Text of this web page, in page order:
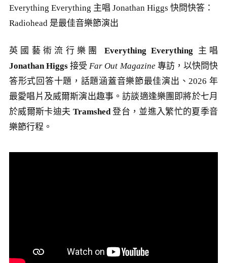
Everything Everything 主唱 Jonathan Higgs 快問快答：
Radiohead 是最佳音樂節演出
英國藝術流行樂團 Everything Everything 主唱
Jonathan Higgs 接受Far Out Magazine專訪，以快問快
答形式回答十題，話題涵蓋音樂節最佳演出、2026 年
最愛唱片及威爾斯演出趣事。訪談適逢樂團即將於七月
於威爾斯卡迪夫 Tramshed登台，並進入繁忙的夏季音
樂節行程。